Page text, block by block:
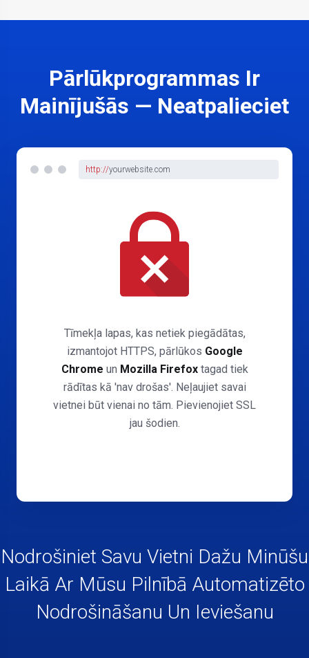
Pārlūkprogrammas Ir
Mainījušās — Neatpalieciet
http://yourwebsite.com
Tīmekļa lapas, kas netiek piegādātas,
izmantojot HTTPS, pārlūkos Google
Chrome un Mozilla Firefoxtagad tiek
rādītas kā 'nav drošas'. Neļaujiet savai
vietnei būt vienai no tām. Pievienojiet SSL
jau šodien.
Nodrošiniet Savu Vietni Dažu Minūšu
Laikā Ar Mūsu Pilnībā Automatizēto
Nodrošināšanu Un Ieviešanu